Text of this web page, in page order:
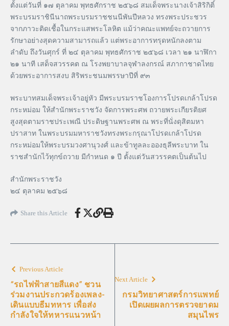
ตั้งแต่วันที่ ๑๗ ตุลาคม พุทธศักราช ๒๕๖๘ สมเด็จพระนางเจ้าสิริกิติ์
พระบรมราชินีนาถพระบรมราชชนนีพันปีหลวง ทรงพระประชวร
จากภาวะติดเชื้อในกระแสพระโลหิต แม้ว่าคณะแพทย์จะถวายการ
รักษาอย่างสุดความสามารถแล้ว แต่พระอาการทรุดหนักลงตาม
ลำดับ ถึงวันศุกร์ ที่ ๒๔ ตุลาคม พุทธศักราช ๒๕๖๘ เวลา ๒๑ นาฬิกา
๒๑ นาที เสด็จสวรรคต ณ โรงพยาบาลจุฬาลงกรณ์ สภากาชาดไทย
ด้วยพระอาการสงบ สิริพระชนมพรรษาปีที่ ๙๓
พระบาทสมเด็จพระเจ้าอยู่หัว มีพระบรมราชโองการโปรดเกล้าโปรด
กระหม่อม ให้สำนักพระราชวัง จัดการพระศพ ถวายพระเกียรติยศ
สูงสุดตามราชประเพณี ประดิษฐานพระศพ ณ พระที่นั่งดุสิตมหา
ปราสาท ในพระบรมมหาราชวังทรงพระกรุณาโปรดเกล้าโปรด
กระหม่อมให้พระบรมวงศานุวงศ์ และข้าทูลละอองธุลีพระบาท ใน
ราชสำนักไว้ทุกข์ถวาย มีกำหนด ๑ ปี ตั้งแต่วันสวรรคตเป็นต้นไป
สำนักพระราชวัง
๒๔ ตุลาคม ๒๕๖๘
Share this Article
Previous Article
“รถไฟฟ้าสายสีแดง” ชวน
ร่วมงานประกวดร้องเพลง-
เดินแบบธีมทหาร เพื่อส่ง
กำลังใจให้ทหารแนวหน้า
Next Article
กรมวิทยาศาสตร์การแพทย์
เปิดเผยผลการตรวจยาดม
สมุนไพร